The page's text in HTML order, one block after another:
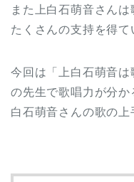
また上白石萌音さんは
たくさんの支持を得て
今回は「上白石萌音
の先生で歌唱力が分
白石萌音さんの歌の上